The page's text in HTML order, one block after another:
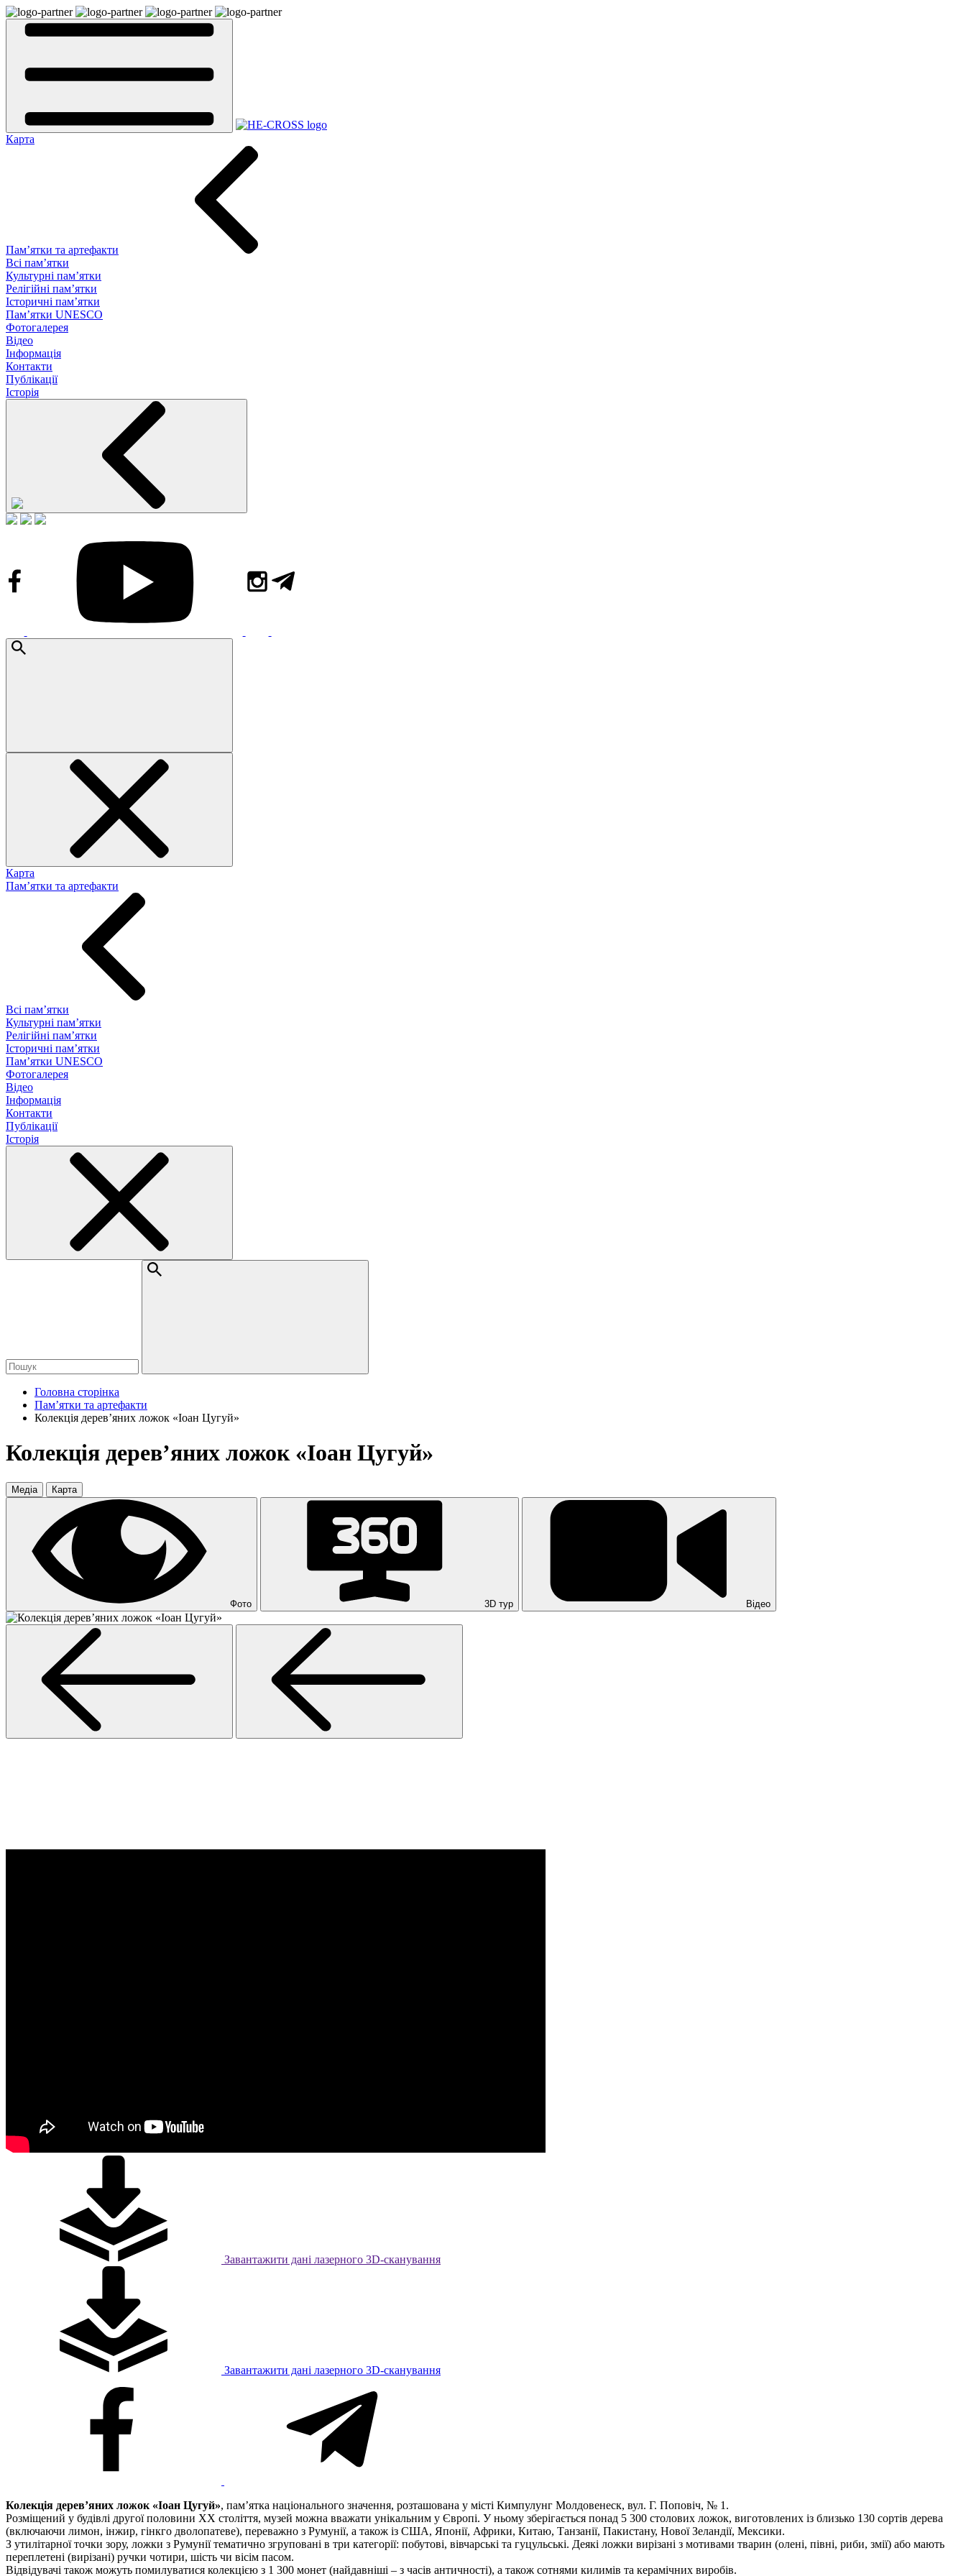
Карта
Пам’ятки та артефакти
Всі пам’ятки
Культурні пам’ятки
Релігійні пам’ятки
Історичні пам’ятки
Пам’ятки UNESCO
Фотогалерея
Відео
Інформація
Контакти
Публікації
Історія
Карта
Пам’ятки та артефакти
Всі пам’ятки
Культурні пам’ятки
Релігійні пам’ятки
Історичні пам’ятки
Пам’ятки UNESCO
Фотогалерея
Відео
Інформація
Контакти
Публікації
Історія
Головна сторінка
Пам’ятки та артефакти
Колекція дерев’яних ложок «Іоан Цугуй»
Колекція дерев’яних ложок «Іоан Цугуй»
Медіа Карта
Фото 3D тур Відео
Завантажити дані лазерного 3D-сканування
Завантажити дані лазерного 3D-сканування
Колекція дерев’яних ложок «Іоан Цугуй», пам’ятка національного значення, розташована у місті Кимпулунг Молдовенеск, вул. Г. Поповіч, № 1.
Розміщений у будівлі другої половини ХХ століття, музей можна вважати унікальним у Європі. У ньому зберігається понад 5 300 столових ложок, виготовлених із близько 130 сортів дерева
(включаючи лимон, інжир, гінкго дволопатеве), переважно з Румунії, а також із США, Японії, Африки, Китаю, Танзанії, Пакистану, Нової Зеландії, Мексики.
З утилітарної точки зору, ложки з Румунії тематично згруповані в три категорії: побутові, вівчарські та гуцульські. Деякі ложки вирізані з мотивами тварин (олені, півні, риби, змії) або мають
переплетені (вирізані) ручки чотири, шість чи вісім пасом.
Відвідувачі також можуть помилуватися колекцією з 1 300 монет (найдавніші – з часів античності), а також сотнями килимів та керамічних виробів.